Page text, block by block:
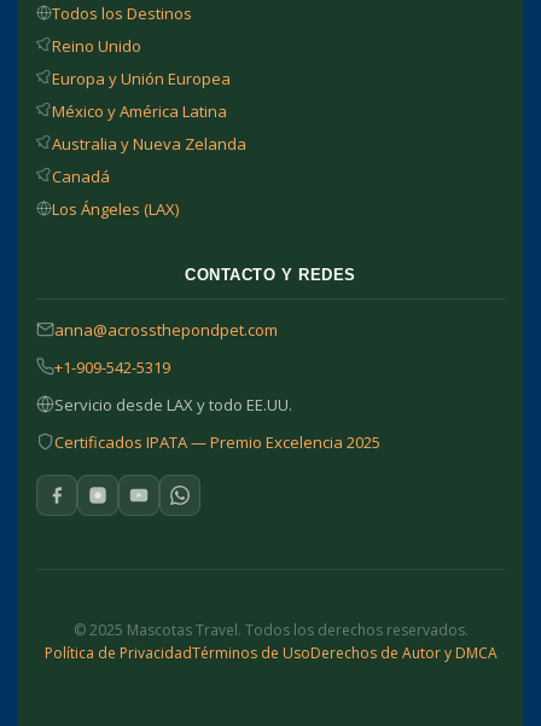
Todos los Destinos
Reino Unido
Europa y Unión Europea
México y América Latina
Australia y Nueva Zelanda
Canadá
Los Ángeles (LAX)
CONTACTO Y REDES
anna@acrossthepondpet.com
+1-909-542-5319
Servicio desde LAX y todo EE.UU.
Certificados IPATA — Premio Excelencia 2025
© 2025 Mascotas Travel. Todos los derechos reservados.
Política de PrivacidadTérminos de UsoDerechos de Autor y DMCA